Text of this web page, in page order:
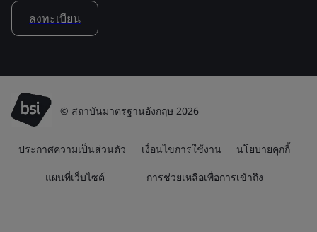
ลงทะเบียน
© สถาบันมาตรฐานอังกฤษ 2026
ประกาศความเป็นส่วนตัว เงื่อนไขการใช้งาน นโยบายคุกกี้
แผนที่เว็บไซต์ การช่วยเหลือเพื่อการเข้าถึง